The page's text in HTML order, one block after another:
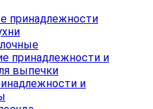
принадлежности
принадлежности и
выпечки
и